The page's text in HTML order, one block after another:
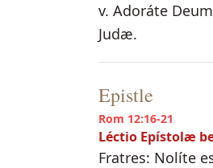
v. Adoráte
Judæ.
Epistle
Rom 12:16-21
Léctio Epístolæ
Fratres: Nolíte